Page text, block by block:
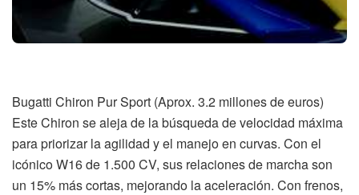
Bugatti Chiron Pur Sport (Aprox. 3.2 millones de euros)
Este Chiron se aleja de la búsqueda de velocidad máxima
para priorizar la agilidad y el manejo en curvas. Con el
icónico W16 de 1.500 CV, sus relaciones de marcha son
un 15% más cortas, mejorando la aceleración. Con frenos,